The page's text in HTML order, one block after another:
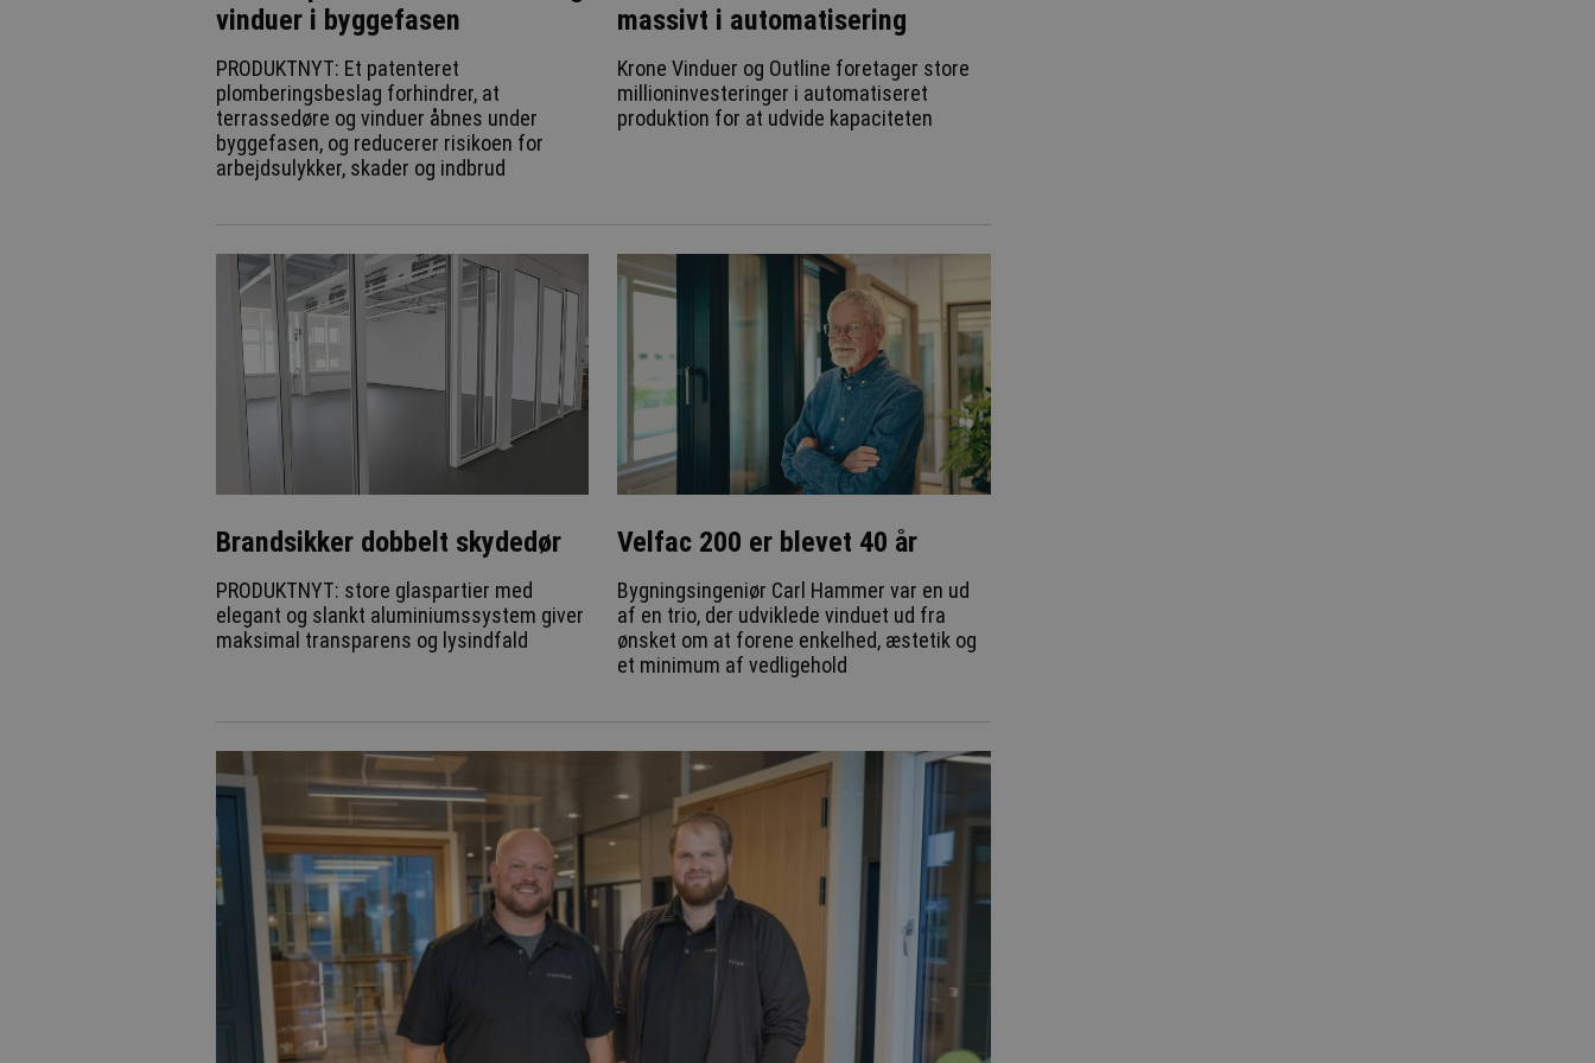
vinduer i byggefasen
PRODUKTNYT: Et patenteret
plomberingsbeslag forhindrer, at
terrassedøre og vinduer åbnes under
byggefasen, og reducerer risikoen for
arbejdsulykker, skader og indbrud
massivt i automatisering
Krone Vinduer og Outline foretager store
millioninvesteringer i automatiseret
produktion for at udvide kapaciteten
Brandsikker dobbelt skydedør
PRODUKTNYT: store glaspartier med
elegant og slankt aluminiumssystem giver
maksimal transparens og lysindfald
Velfac 200 er blevet 40 år
Bygningsingeniør Carl Hammer var en ud
af en trio, der udviklede vinduet ud fra
ønsket om at forene enkelhed, æstetik og
et minimum af vedligehold